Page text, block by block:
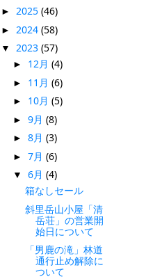
► 2025 (46)
► 2024 (58)
▼ 2023 (57)
► 12月 (4)
► 11月 (6)
► 10月 (5)
► 9月 (8)
► 8月 (3)
► 7月 (6)
▼ 6月 (4)
箱なしセール
斜里岳山小屋「清
岳荘」の営業開
始日について
「男鹿の滝」林道
通行止め解除に
ついて